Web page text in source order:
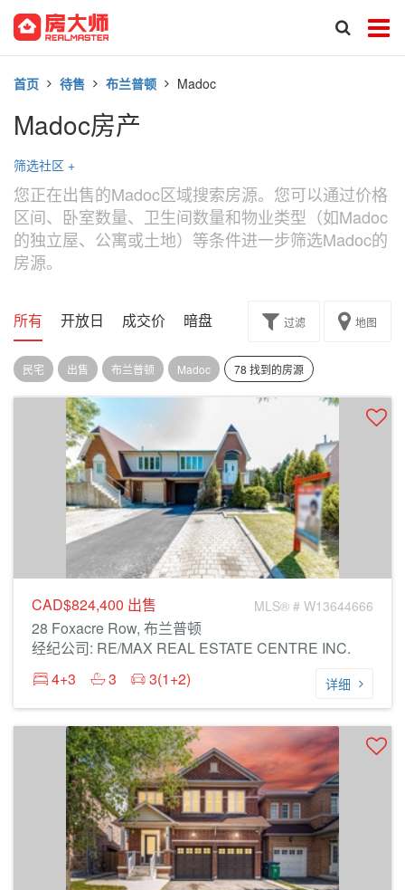
首页 待售 布兰普顿 Madoc
Madoc房产
筛选社区 +
您正在出售的Madoc区域搜索房源。您可以通过价格
区间、卧室数量、卫生间数量和物业类型（如Madoc
的独立屋、公寓或土地）等条件进一步筛选Madoc的
房源。
所有 开放日 成交价 暗盘 楼花转让过滤 地图
民宅 出售 布兰普顿 Madoc 78 找到的房源
CAD$824,400 出售 MLS® # W13644666
28 Foxacre Row, 布兰普顿
经纪公司: RE/MAX REAL ESTATE CENTRE INC.
4+3
3 3(1+2) 详细